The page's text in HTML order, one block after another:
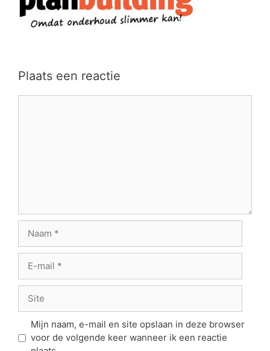
Plaats een reactie
mail
Mijn naam, e-mail en site opslaan in deze browser
voor de volgende keer wanneer ik een reactie